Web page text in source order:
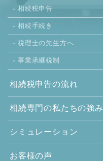
相続税申告
相続手続き
税理士の先生方へ
事業承継税制
相続税申告の流れ
相続専門の私たちの強み
シミュレーション
お客様の声